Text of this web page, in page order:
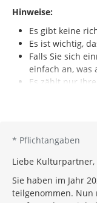
Hinweise:
Es gibt keine
Es ist wichtig,
Falls Sie sich
einfach an, was
Es zählt nur
* Pflichtangaben
Liebe Kulturpartner,
Sie haben im Jahr
teilgenommen. Nun